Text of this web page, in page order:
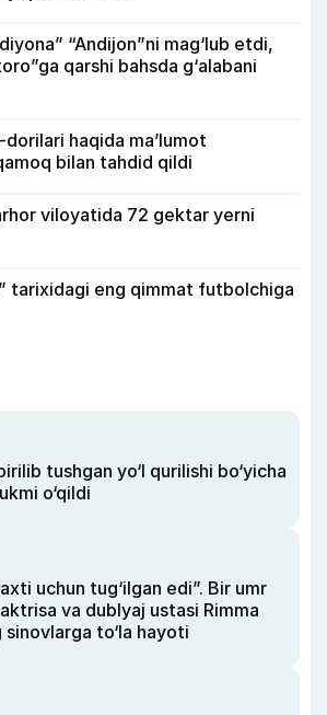
“Andijon”ni mag‘lub etdi,
qarshi bahsda g‘alabani
dorilari haqida ma’lumot
bilan tahdid qildi
viloyatida 72 gektar yerni
tarixidagi eng qimmat futbolchiga
tushgan yo‘l qurilishi bo‘yicha
o‘qildi
uchun tug‘ilgan edi”. Bir umr
va dublyaj ustasi Rimma
to‘la hayoti